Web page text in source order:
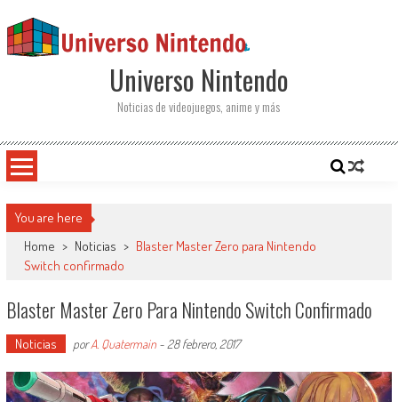
Universo Nintendo
Noticias de videojuegos, anime y más
You are here
Home > Noticias > Blaster Master Zero para Nintendo
Switch confirmado
Blaster Master Zero Para Nintendo Switch Confirmado
Noticias porA. Quatermain- 28 febrero, 2017